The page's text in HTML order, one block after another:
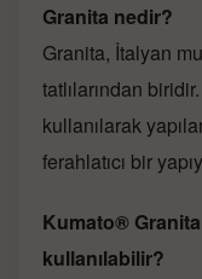
Granita nedir?
Granita, İtalyan
tatlılarından
kullanılarak
ferahlatıcı bir
Kumato®
kullanılabilir?